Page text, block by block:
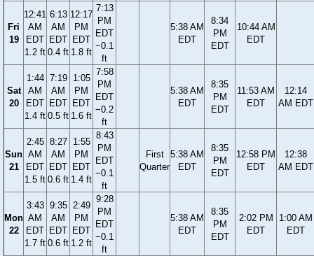
Fri
19
12:41
AM
EDT
1.2 ft
6:13
AM
EDT
0.4 ft
12:17
PM
EDT
1.8 ft
7:13
PM
EDT
−0.1
ft
5:38 AM
EDT
8:34
PM
EDT
10:44 AM
EDT
Sat
20
1:44
AM
EDT
1.4 ft
7:19
AM
EDT
0.5 ft
1:05
PM
EDT
1.6 ft
7:58
PM
EDT
−0.2
ft
5:38 AM
EDT
8:35
PM
EDT
11:53 AM
EDT
12:14
AM EDT
Sun
21
2:45
AM
EDT
1.5 ft
8:27
AM
EDT
0.6 ft
1:55
PM
EDT
1.4 ft
8:43
PM
EDT
−0.1
ft
First
Quarter
5:38 AM
EDT
8:35
PM
EDT
12:58 PM
EDT
12:38
AM EDT
Mon
22
3:43
AM
EDT
1.7 ft
9:35
AM
EDT
0.6 ft
2:49
PM
EDT
1.2 ft
9:28
PM
EDT
−0.1
ft
5:38 AM
EDT
8:35
PM
EDT
2:02 PM
EDT
1:00 AM
EDT